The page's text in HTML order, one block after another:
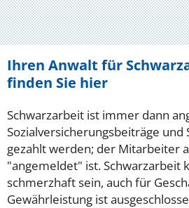
Ihren Anwalt für
finden Sie hier
Schwarzarbeit ist immer dann
Sozialversicherungsbeiträge und
gezahlt werden; der Mitarbeiter
"angemeldet" ist. Schwarzarbeit
schmerzhaft sein, auch für
Gewährleistung ist